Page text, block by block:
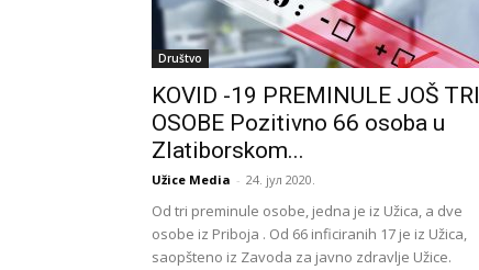
Društvo
KOVID -19 PREMINULE JOŠ TRI
OSOBE Pozitivno 66 osoba u
Zlatiborskom...
Užice Media - 24. јул 2020.
Od tri preminule osobe, jedna je iz Užica, a dve
osobe iz Priboja . Od 66 inficiranih 17 je iz Užica,
saopšteno iz Zavoda za javno zdravlje Užice.